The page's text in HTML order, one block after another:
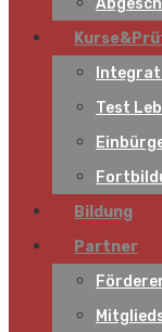
Test
Bildung
Partner